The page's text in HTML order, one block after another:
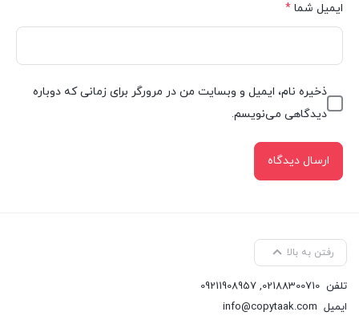
ایمیل شما *
ذخیره نام، ایمیل و وبسایت من در مرورگر برای زمانی که دوباره
دیدگاهی می‌نویسم.
رفتن به بالا
تلفن 02188300710
,
09211908957
ایمیل info@copytaak.com